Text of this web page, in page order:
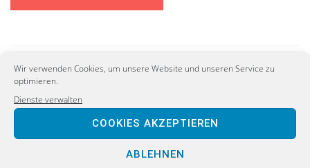
Wir verwenden Cookies, um unsere Website und unseren Service zu
optimieren.
Dienste verwalten
COOKIES AKZEPTIEREN
ABLEHNEN